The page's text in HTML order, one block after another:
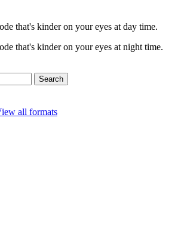
that's kinder on your eyes at day time.
that's kinder on your eyes at night time.
Search
all formats